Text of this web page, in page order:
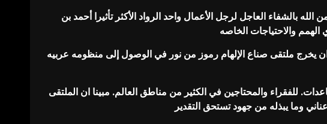
بالشفاء العاجل لرجل الأعمال واحد الرواد الأكثر تأثيرا أحمد بن
والاحتياجات الخاصه
يخرج ملتقى صناع الإلهام رموز من نور في الوصول إلى منظومه عربيه
للفقراء والمحتاجين في الكثير من مناطق العالم. مبينا ان الملتقى